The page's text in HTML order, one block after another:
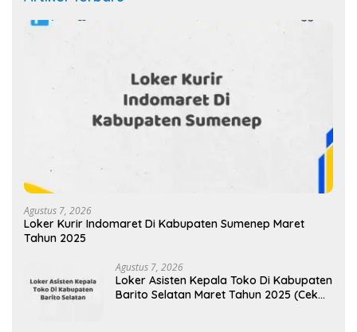
Agustus 7, 2026
Loker Kurir Indomaret Di Kabupaten Sumenep Maret
Tahun 2025
Agustus 7, 2026
Loker Asisten Kepala Toko Di Kabupaten
Barito Selatan Maret Tahun 2025 (Cek